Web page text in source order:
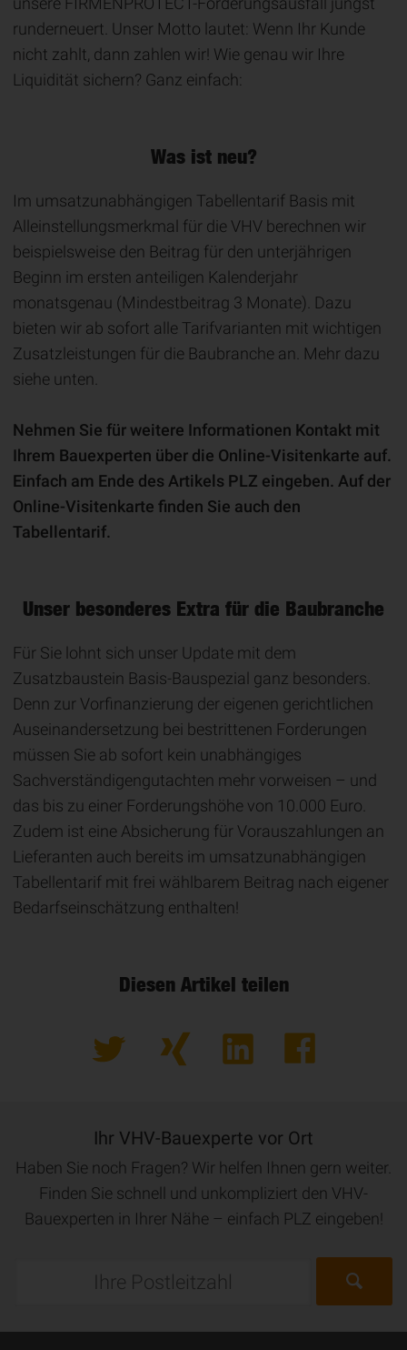
runderneuert. Unser Motto lautet: Wenn Ihr Kunde
nicht zahlt, dann zahlen wir! Wie genau wir Ihre
Liquidität sichern? Ganz einfach:
Was ist neu?
Im umsatzunabhängigen Tabellentarif Basis mit
Alleinstellungsmerkmal für die VHV berechnen wir
beispielsweise den Beitrag für den unterjährigen
Beginn im ersten anteiligen Kalenderjahr
monatsgenau (Mindestbeitrag 3 Monate). Dazu
bieten wir ab sofort alle Tarifvarianten mit wichtigen
Zusatzleistungen für die Baubranche an. Mehr dazu
siehe unten.
Nehmen Sie für weitere Informationen Kontakt mit
Ihrem Bauexperten über die Online-Visitenkarte auf.
Einfach am Ende des Artikels PLZ eingeben. Auf der
Online-Visitenkarte finden Sie auch den
Tabellentarif.
Unser besonderes Extra für die Baubranche
Für Sie lohnt sich unser Update mit dem
Zusatzbaustein Basis-Bauspezial ganz besonders.
Denn zur Vorfinanzierung der eigenen gerichtlichen
Auseinandersetzung bei bestrittenen Forderungen
müssen Sie ab sofort kein unabhängiges
Sachverständigengutachten mehr vorweisen – und
das bis zu einer Forderungshöhe von 10.000 Euro.
Zudem ist eine Absicherung für Vorauszahlungen an
Lieferanten auch bereits im umsatzunabhängigen
Tabellentarif mit frei wählbarem Beitrag nach eigener
Bedarfseinschätzung enthalten!
Diesen Artikel teilen
Ihr VHV-Bauexperte vor Ort
Haben Sie noch Fragen? Wir helfen Ihnen gern weiter.
Finden Sie schnell und unkompliziert den VHV-
Bauexperten in Ihrer Nähe – einfach PLZ eingeben!